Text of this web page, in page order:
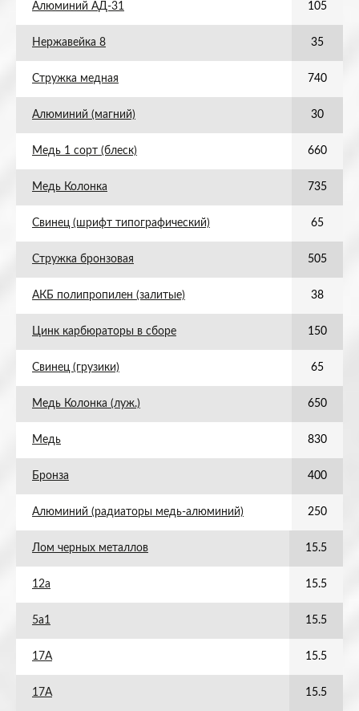
Алюминий АД-31 105
Нержавейка 8 35
Стружка медная 740
Алюминий (магний) 30
Медь 1 сорт (блеск) 660
Медь Колонка 735
Свинец (шрифт типографический) 65
Стружка бронзовая 505
АКБ полипропилен (залитые) 38
Цинк карбюраторы в сборе 150
Свинец (грузики) 65
Медь Колонка (луж.) 650
Медь 830
Бронза 400
Алюминий (радиаторы медь-алюминий) 250
Лом черных металлов 15.5
12а 15.5
5а1 15.5
17А 15.5
17А 15.5